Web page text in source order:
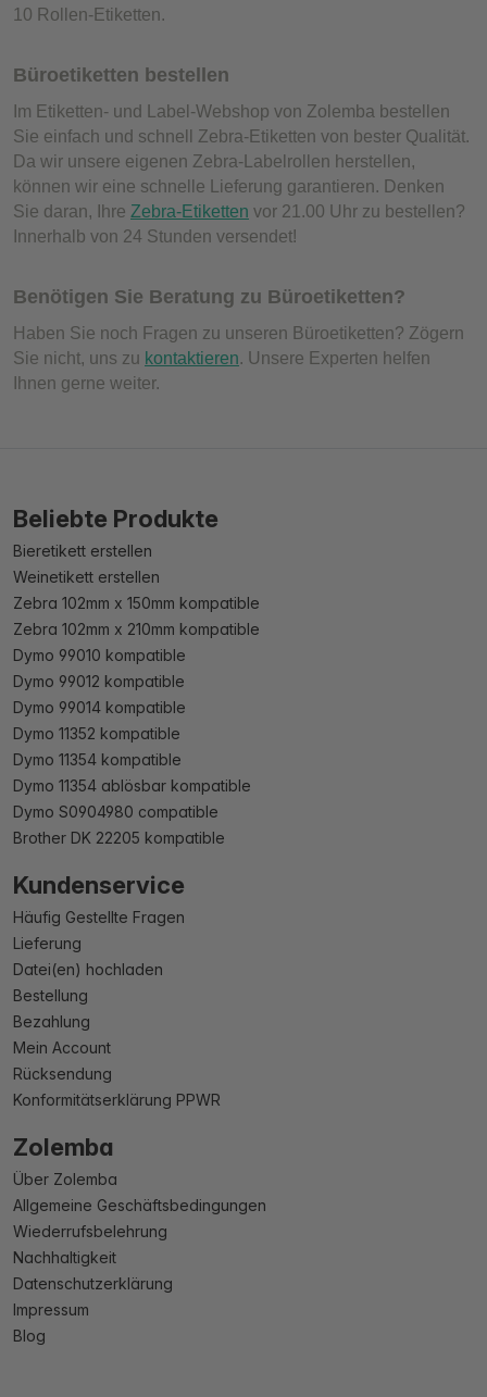
10 Rollen-Etiketten.
Büroetiketten bestellen
Im Etiketten- und Label-Webshop von Zolemba bestellen
Sie einfach und schnell Zebra-Etiketten von bester Qualität.
Da wir unsere eigenen Zebra-Labelrollen herstellen,
können wir eine schnelle Lieferung garantieren. Denken
Sie daran, Ihre Zebra-Etiketten vor 21.00 Uhr zu bestellen?
Innerhalb von 24 Stunden versendet!
Benötigen Sie Beratung zu Büroetiketten?
Haben Sie noch Fragen zu unseren Büroetiketten? Zögern
Sie nicht, uns zu kontaktieren. Unsere Experten helfen
Ihnen gerne weiter.
Beliebte Produkte
Bieretikett erstellen
Weinetikett erstellen
Zebra 102mm x 150mm kompatible
Zebra 102mm x 210mm kompatible
Dymo 99010 kompatible
Dymo 99012 kompatible
Dymo 99014 kompatible
Dymo 11352 kompatible
Dymo 11354 kompatible
Dymo 11354 ablösbar kompatible
Dymo S0904980 compatible
Brother DK 22205 kompatible
Kundenservice
Häufig Gestellte Fragen
Lieferung
Datei(en) hochladen
Bestellung
Bezahlung
Mein Account
Rücksendung
Konformitätserklärung PPWR
Zolemba
Über Zolemba
Allgemeine Geschäftsbedingungen
Wiederrufsbelehrung
Nachhaltigkeit
Datenschutzerklärung
Impressum
Blog